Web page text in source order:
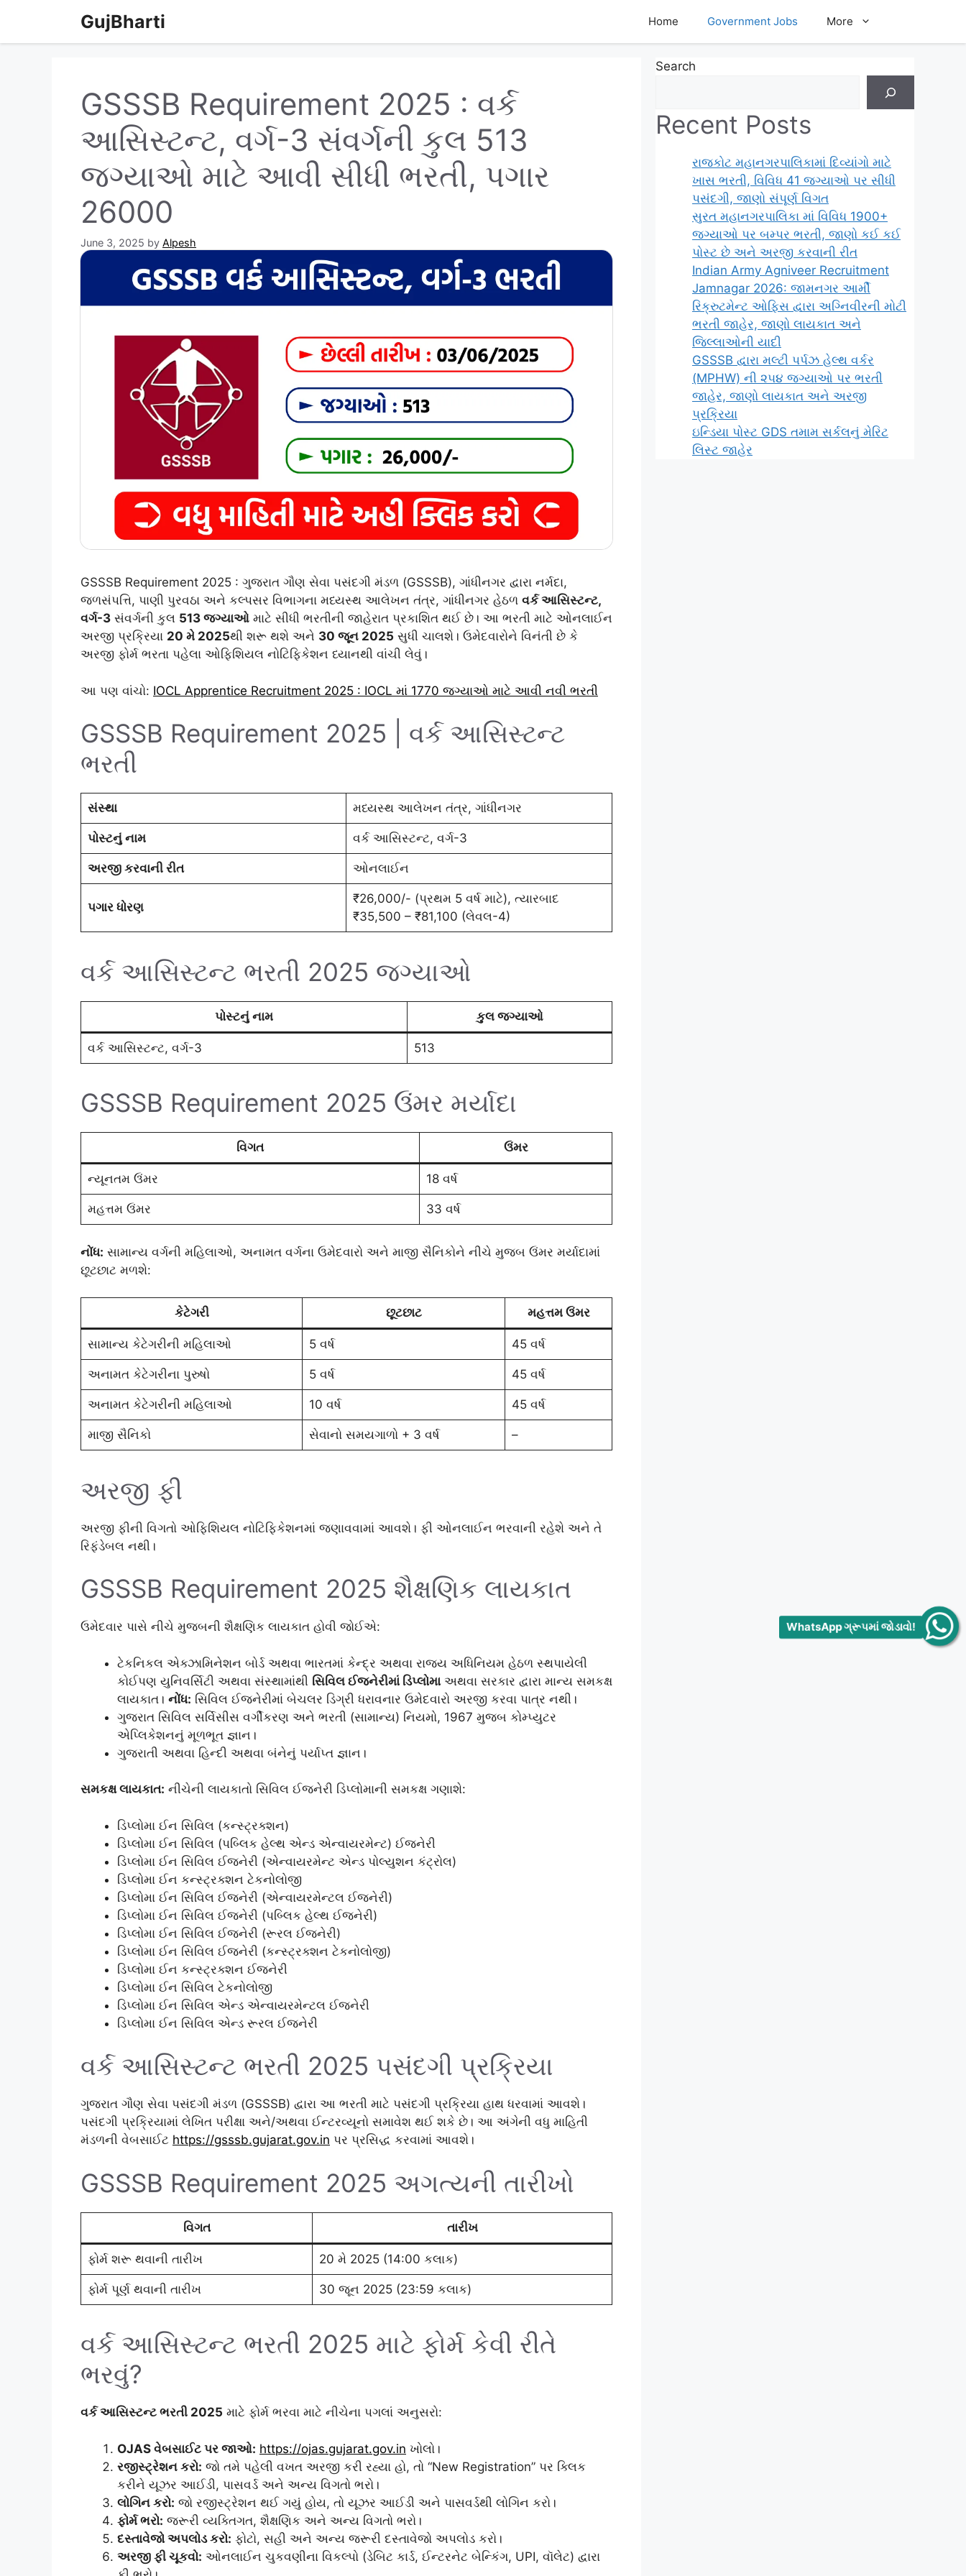
content
GujBharti Home Government Jobs More
GSSSB Requirement 2025 : વર્ક
આસિસ્ટન્ટ, વર્ગ-3 સંવર્ગની કુલ 513
જગ્યાઓ માટે આવી સીધી ભરતી, પગાર
26000
June 3, 2025 by Alpesh
GSSSB Requirement 2025 : ગુજરાત ગૌણ સેવા પસંદગી મંડળ (GSSSB), ગાંધીનગર દ્વારા નર્મદા,
જળસંપત્તિ, પાણી પુરવઠા અને કલ્પસર વિભાગના મધ્યસ્થ આલેખન તંત્ર, ગાંધીનગર હેઠળ વર્ક આસિસ્ટન્ટ,
વર્ગ-3 સંવર્ગની કુલ 513 જગ્યાઓ માટે સીધી ભરતીની જાહેરાત પ્રકાશિત થઈ છે। આ ભરતી માટે ઓનલાઈન
અરજી પ્રક્રિયા 20 મે 2025થી શરૂ થશે અને 30 જૂન 2025 સુધી ચાલશે। ઉમેદવારોને વિનંતી છે કે
અરજી ફોર્મ ભરતા પહેલા ઓફિશિયલ નોટિફિકેશન ધ્યાનથી વાંચી લેવું।
આ પણ વાંચો: IOCL Apprentice Recruitment 2025 : IOCL માં 1770 જગ્યાઓ માટે આવી નવી ભરતી
GSSSB Requirement 2025 | વર્ક આસિસ્ટન્ટ
ભરતી
સંસ્થા મધ્યસ્થ આલેખન તંત્ર, ગાંધીનગર
પોસ્ટનું નામ વર્ક આસિસ્ટન્ટ, વર્ગ-3
અરજી કરવાની રીત ઓનલાઈન
પગાર ધોરણ
₹26,000/- (પ્રથમ 5 વર્ષ માટે), ત્યારબાદ
₹35,500 – ₹81,100 (લેવલ-4)
વર્ક આસિસ્ટન્ટ ભરતી 2025 જગ્યાઓ
પોસ્ટનું નામ કુલ જગ્યાઓ
વર્ક આસિસ્ટન્ટ, વર્ગ-3 513
GSSSB Requirement 2025 ઉંમર મર્યાદા
વિગત ઉંમર
ન્યૂનતમ ઉંમર 18 વર્ષ
મહત્તમ ઉંમર 33 વર્ષ
નોંધ: સામાન્ય વર્ગની મહિલાઓ, અનામત વર્ગના ઉમેદવારો અને માજી સૈનિકોને નીચે મુજબ ઉંમર મર્યાદામાં
છૂટછાટ મળશે:
કેટેગરી છૂટછાટ મહત્તમ ઉંમર
સામાન્ય કેટેગરીની મહિલાઓ 5 વર્ષ 45 વર્ષ
અનામત કેટેગરીના પુરુષો 5 વર્ષ 45 વર્ષ
અનામત કેટેગરીની મહિલાઓ 10 વર્ષ 45 વર્ષ
માજી સૈનિકો સેવાનો સમયગાળો + 3 વર્ષ –
અરજી ફી
અરજી ફીની વિગતો ઓફિશિયલ નોટિફિકેશનમાં જણાવવામાં આવશે। ફી ઓનલાઈન ભરવાની રહેશે અને તે
રિફંડેબલ નથી।
GSSSB Requirement 2025 શૈક્ષણિક લાયકાત
ઉમેદવાર પાસે નીચે મુજબની શૈક્ષણિક લાયકાત હોવી જોઈએ:
ટેકનિકલ એક્ઝામિનેશન બોર્ડ અથવા ભારતમાં કેન્દ્ર અથવા રાજ્ય અધિનિયમ હેઠળ સ્થપાયેલી
કોઈપણ યુનિવર્સિટી અથવા સંસ્થામાંથી સિવિલ ઈજનેરીમાં ડિપ્લોમાઅથવા સરકાર દ્વારા માન્ય સમકક્ષ
લાયકાત। નોંધ: સિવિલ ઈજનેરીમાં બેચલર ડિગ્રી ધરાવનાર ઉમેદવારો અરજી કરવા પાત્ર નથી।
ગુજરાત સિવિલ સર્વિસીસ વર્ગીકરણ અને ભરતી (સામાન્ય) નિયમો, 1967 મુજબ કોમ્પ્યુટર
એપ્લિકેશનનું મૂળભૂત જ્ઞાન।
ગુજરાતી અથવા હિન્દી અથવા બંનેનું પર્યાપ્ત જ્ઞાન।
સમકક્ષ લાયકાત: નીચેની લાયકાતો સિવિલ ઈજનેરી ડિપ્લોમાની સમકક્ષ ગણાશે:
ડિપ્લોમા ઈન સિવિલ (કન્સ્ટ્રક્શન)
ડિપ્લોમા ઈન સિવિલ (પબ્લિક હેલ્થ એન્ડ એન્વાયરમેન્ટ) ઈજનેરી
ડિપ્લોમા ઈન સિવિલ ઈજનેરી (એન્વાયરમેન્ટ એન્ડ પોલ્યુશન કંટ્રોલ)
ડિપ્લોમા ઈન કન્સ્ટ્રક્શન ટેકનોલોજી
ડિપ્લોમા ઈન સિવિલ ઈજનેરી (એન્વાયરમેન્ટલ ઈજનેરી)
ડિપ્લોમા ઈન સિવિલ ઈજનેરી (પબ્લિક હેલ્થ ઈજનેરી)
ડિપ્લોમા ઈન સિવિલ ઈજનેરી (રૂરલ ઈજનેરી)
ડિપ્લોમા ઈન સિવિલ ઈજનેરી (કન્સ્ટ્રક્શન ટેકનોલોજી)
ડિપ્લોમા ઈન કન્સ્ટ્રક્શન ઈજનેરી
ડિપ્લોમા ઈન સિવિલ ટેકનોલોજી
ડિપ્લોમા ઈન સિવિલ એન્ડ એન્વાયરમેન્ટલ ઈજનેરી
ડિપ્લોમા ઈન સિવિલ એન્ડ રૂરલ ઈજનેરી
વર્ક આસિસ્ટન્ટ ભરતી 2025 પસંદગી પ્રક્રિયા
ગુજરાત ગૌણ સેવા પસંદગી મંડળ (GSSSB) દ્વારા આ ભરતી માટે પસંદગી પ્રક્રિયા હાથ ધરવામાં આવશે।
પસંદગી પ્રક્રિયામાં લેખિત પરીક્ષા અને/અથવા ઈન્ટરવ્યૂનો સમાવેશ થઈ શકે છે। આ અંગેની વધુ માહિતી
મંડળની વેબસાઈટ https://gsssb.gujarat.gov.in પર પ્રસિદ્ધ કરવામાં આવશે।
GSSSB Requirement 2025 અગત્યની તારીખો
વિગત તારીખ
ફોર્મ શરૂ થવાની તારીખ 20 મે 2025 (14:00 કલાક)
ફોર્મ પૂર્ણ થવાની તારીખ 30 જૂન 2025 (23:59 કલાક)
વર્ક આસિસ્ટન્ટ ભરતી 2025 માટે ફોર્મ કેવી રીતે
ભરવું?
વર્ક આસિસ્ટન્ટ ભરતી 2025 માટે ફોર્મ ભરવા માટે નીચેના પગલાં અનુસરો:
OJAS વેબસાઈટ પર જાઓ: https://ojas.gujarat.gov.in ખોલો।
રજીસ્ટ્રેશન કરો: જો તમે પહેલી વખત અરજી કરી રહ્યા હો, તો “New Registration” પર ક્લિક
કરીને યૂઝર આઈડી, પાસવર્ડ અને અન્ય વિગતો ભરો।
લોગિન કરો: જો રજીસ્ટ્રેશન થઈ ગયું હોય, તો યૂઝર આઈડી અને પાસવર્ડથી લોગિન કરો।
ફોર્મ ભરો: જરૂરી વ્યક્તિગત, શૈક્ષણિક અને અન્ય વિગતો ભરો।
દસ્તાવેજો અપલોડ કરો: ફોટો, સહી અને અન્ય જરૂરી દસ્તાવેજો અપલોડ કરો।
અરજી ફી ચૂકવો: ઓનલાઈન ચુકવણીના વિકલ્પો (ડેબિટ કાર્ડ, ઈન્ટરનેટ બેન્કિંગ, UPI, વૉલેટ) દ્વારા
Search
Recent Posts
રાજકોટ મહાનગરપાલિકામાં દિવ્યાંગો માટે
ખાસ ભરતી, વિવિધ 41 જગ્યાઓ પર સીધી
પસંદગી, જાણો સંપૂર્ણ વિગત
સુરત મહાનગરપાલિકા માં વિવિધ 1900+
જગ્યાઓ પર બમ્પર ભરતી, જાણો કઈ કઈ
પોસ્ટ છે અને અરજી કરવાની રીત
Indian Army Agniveer Recruitment
Jamnagar 2026: જામનગર આર્મી
રિક્રુટમેન્ટ ઓફિસ દ્વારા અગ્નિવીરની મોટી
ભરતી જાહેર, જાણો લાયકાત અને
જિલ્લાઓની યાદી
GSSSB દ્વારા મલ્ટી પર્પઝ હેલ્થ વર્કર
(MPHW) ની ૨૫૪ જગ્યાઓ પર ભરતી
જાહેર, જાણો લાયકાત અને અરજી
પ્રક્રિયા
ઇન્ડિયા પોસ્ટ GDS તમામ સર્કલનું મેરિટ
લિસ્ટ જાહેર
WhatsApp ગ્રૂપમાં જોડાવો!